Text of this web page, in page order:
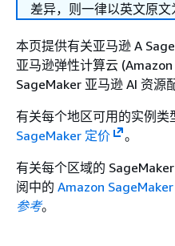
差异，则一律以英文原文
本页提供有关亚马逊 A
亚马逊弹性计算云
SageMaker 亚马逊 AI 资源
有关每个地区可用的实例类
SageMaker 定价
。
有关每个区域的
阅中的 Amazon
参考。